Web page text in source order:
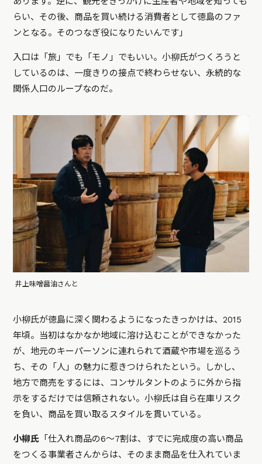
らい、その後、商品を買い続ける消費者として徳島のファ
ンとなる。そのつなぎ役になりたいんです」
入口は「旅」でも「モノ」でもいい。小柳氏がつくろうと
しているのは、一度きりの接点で終わらせない、永続的な
関係人口のループなのだ。
井上味噌醤油さんと
小柳氏が徳島に深く関わるようになったきっかけは、2015
年頃。当初はなかなか地域に溶け込むことができなかった
が、地元のキーパーソンに連れられて酒蔵や市場を巡るう
ち、その「人」の魅力に惹きつけられたという。しかし、
地方で商売をするには、コンサルタントのように外から指
示をするだけでは信頼されない。小柳氏は自ら在庫リスク
を負い、商品を買い取るスタイルを貫いている。
小柳氏 「仕入れ商品の6〜7割は、すでに完成度の高い商品
をつくる事業者さんからは、そのまま商品を仕入れていま